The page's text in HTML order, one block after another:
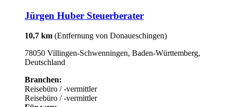
Jürgen Huber Steuerberater
10,7 km (Entfernung von Donaueschingen)
78050 Villingen-Schwenningen, Baden-Württemberg,
Deutschland
Branchen:
Reisebüro / -vermittler
Reisebüro / -vermittler